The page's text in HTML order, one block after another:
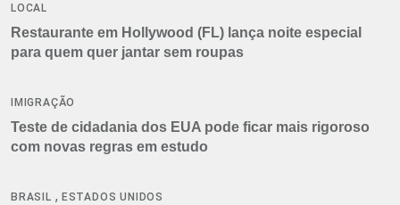
LOCAL
Restaurante em Hollywood (FL) lança noite especial
para quem quer jantar sem roupas
IMIGRAÇÃO
Teste de cidadania dos EUA pode ficar mais rigoroso
com novas regras em estudo
BRASIL , ESTADOS UNIDOS